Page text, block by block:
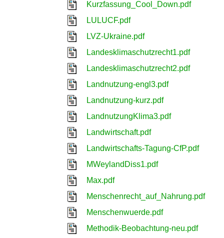
Kurzfassung_Cool_Down.pdf
LULUCF.pdf
LVZ-Ukraine.pdf
Landesklimaschutzrecht1.pdf
Landesklimaschutzrecht2.pdf
Landnutzung-engl3.pdf
Landnutzung-kurz.pdf
LandnutzungKlima3.pdf
Landwirtschaft.pdf
Landwirtschafts-Tagung-CfP.pdf
MWeylandDiss1.pdf
Max.pdf
Menschenrecht_auf_Nahrung.pdf
Menschenwuerde.pdf
Methodik-Beobachtung-neu.pdf